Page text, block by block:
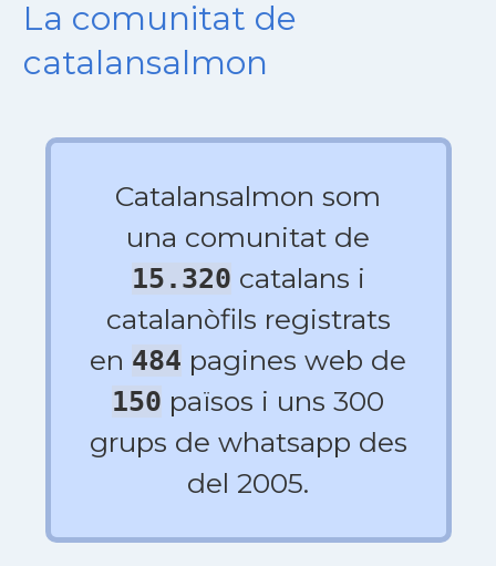
La comunitat de
catalansalmon
Catalansalmon som
una comunitat de
15.320 catalans i
catalanòfils registrats
en 484 pagines web de
150 països i uns 300
grups de whatsapp des
del 2005.